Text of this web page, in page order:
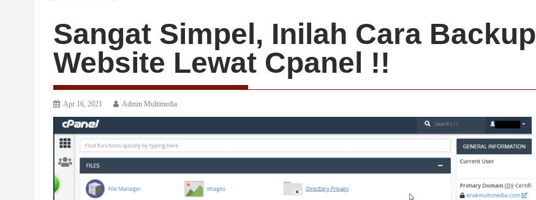
Sangat Simpel, Inilah Cara Backup
Website Lewat Cpanel !!
Apr 16, 2021 Admin Multimedia